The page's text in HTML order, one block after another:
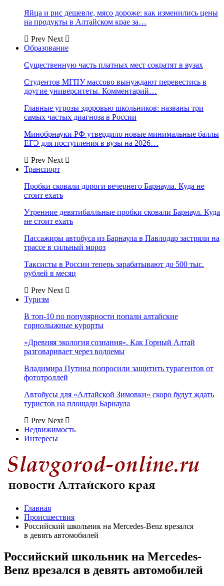
Яйца и рис дешевле, мясо дороже: как изменились цены
на продукты в Алтайском крае за…
Prev Next
Образование
Существенную часть платных мест сократят в вузах
Студентов МГПУ массово вынуждают перевестись в
другие университеты. Комментарий…
Главные угрозы здоровью школьников: названы три
самых частых диагноза в России
Минобрнауки РФ утвердило новые минимальные баллы
ЕГЭ для поступления в вузы на 2026…
Prev Next
Транспорт
Пробки сковали дороги вечернего Барнаула. Куда не
стоит ехать
Утренние девятибалльные пробки сковали Барнаул. Куда
не стоит ехать
Пассажиры автобуса из Барнаула в Павлодар застряли на
трассе в сильный мороз
Таксисты в России теперь зарабатывают до 500 тыс.
рублей в месяц
Prev Next
Туризм
В топ-10 по популярности попали алтайские
горнолыжные курорты
«Древняя экология сознания». Как Горный Алтай
разговаривает через водоемы
Владимира Путина попросили защитить турагентов от
фототроллей
Автобусы для «Алтайской Зимовки» скоро будут ждать
туристов на площади Барнаула
Prev Next
Недвижимость
Интересы
Главная
Происшествия
Российский школьник на Mercedes-Benz врезался
в девять автомобилей
Российский школьник на Mercedes-
Benz врезался в девять автомобилей